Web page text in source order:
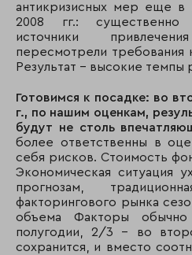
34 Банк
ООО
2 Компания не
антикризисных мер еще в
2008 гг.: существенно
источники
пересмотрели требования
Результат - высокие темпы
Готовимся к посадке: во
г., по нашим оценкам,
будут не столь
более ответственны в
себя рисков. Стоимость
Экономическая ситуация
прогнозам,
факторингового рынка
объема Факторы
полугодии, 2/3 - во
сохранится, и вместо